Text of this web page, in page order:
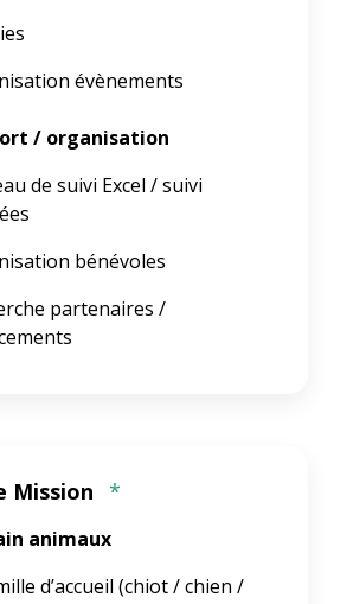
évènements
/ organisation
de suivi Excel / suivi
bénévoles
partenaires /
Mission *
animaux
d’accueil (chiot / chien /